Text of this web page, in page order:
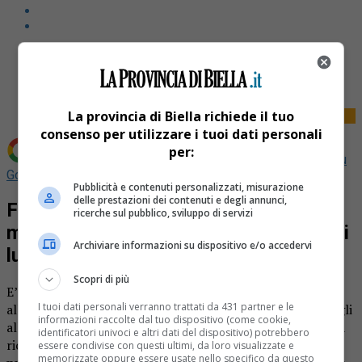
Aggiungi La Provincia di Biella come
Fonte preferita su
Google
Finanziamenti agli allevatori di
montagna per difendere il bestiame dai
lupi
E’ aperto il bando 2021 predisposto dall’Assessorato
all’Agricoltura e Cibo della Regione Piemonte a favore degli
allevatori piemontesi di ovini, caprini, bovini, equini per la
richiesta di contributi per l’attuazione disistemi di
La provincia di Biella richiede il tuo
consenso per utilizzare i tuoi dati personali
per:
Pubblicità e contenuti personalizzati, misurazione
delle prestazioni dei contenuti e degli annunci,
ricerche sul pubblico, sviluppo di servizi
Archiviare informazioni su dispositivo e/o accedervi
Scopri di più
I tuoi dati personali verranno trattati da 431 partner e le
informazioni raccolte dal tuo dispositivo (come cookie,
identificatori univoci e altri dati del dispositivo) potrebbero
essere condivise con questi ultimi, da loro visualizzate e
memorizzate oppure essere usate nello specifico da questo